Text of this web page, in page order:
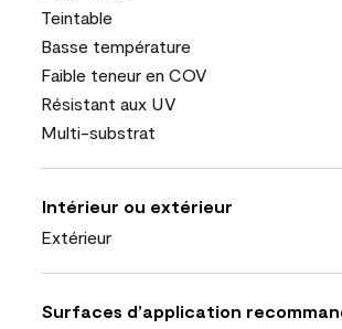
Teintable
Basse température
Faible teneur en COV
Résistant aux UV
Multi-substrat
Intérieur ou extérieur
Extérieur
Surfaces d’application